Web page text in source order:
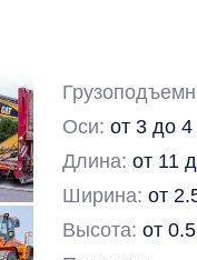
Оси: от 3 до 4
Длина: от 11
Ширина: от
Высота: от